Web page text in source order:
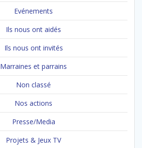
Evénements
Ils nous ont aidés
Ils nous ont invités
Marraines et parrains
Non classé
Nos actions
Presse/Media
Projets & Jeux TV